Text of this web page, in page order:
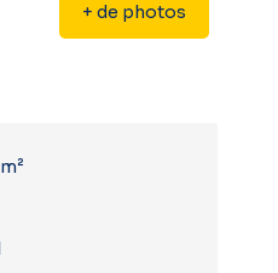
+ de photos
m²